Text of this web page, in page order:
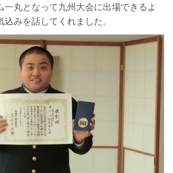
一丸となって九州大会に出場できるよ
みを話してくれました。